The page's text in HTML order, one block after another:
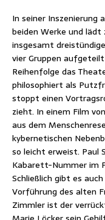
In seiner Inszenierung
beiden Werke und lädt
insgesamt
vier Gruppen
Reihenfolge das
philosophiert als
stoppt einen
zieht. In einem Film
aus dem
kybernetischen
so leicht erweist. Paul
Kabarett-Nummer im
Schließlich gibt es
Vorführung des alten
Zimmler ist der